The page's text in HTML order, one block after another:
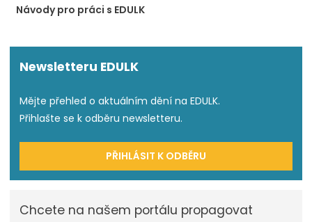
Návody pro práci s EDULK
Newsletteru EDULK
Mějte přehled o aktuálním dění na EDULK.
Přihlašte se k odběru newsletteru.
PŘIHLÁSIT K ODBĚRU
Chcete na našem portálu propagovat